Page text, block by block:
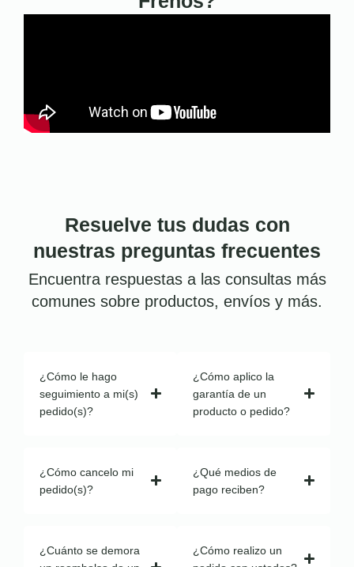
Resuelve tus dudas con
nuestras preguntas frecuentes
Encuentra respuestas a las consultas más
comunes sobre productos, envíos y más.
¿Cómo le hago
seguimiento a mi(s)
pedido(s)?
¿Cómo cancelo mi
pedido(s)?
¿Cuánto se demora
¿Cómo aplico la
garantía de un
producto o pedido?
¿Qué medios de
pago reciben?
¿Cómo realizo un